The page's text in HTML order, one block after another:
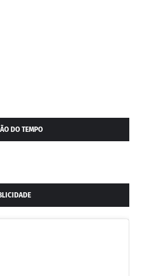
DO TEMPO